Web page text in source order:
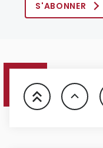
S'ABONNER